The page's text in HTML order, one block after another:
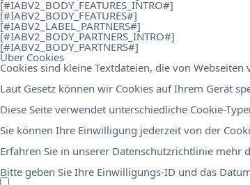
[#IABV2_BODY_FEATURES_INTRO#]
[#IABV2_BODY_FEATURES#]
[#IABV2_LABEL_PARTNERS#]
[#IABV2_BODY_PARTNERS_INTRO#]
[#IABV2_BODY_PARTNERS#]
Über Cookies
Cookies sind kleine Textdateien, die von
Laut Gesetz können wir Cookies auf Ihrem Gerät
Diese Seite verwendet unterschiedliche Cookie-
Sie können Ihre Einwilligung jederzeit von der
Erfahren Sie in unserer Datenschutzrichtlinie
Bitte geben Sie Ihre Einwilligungs-ID und das